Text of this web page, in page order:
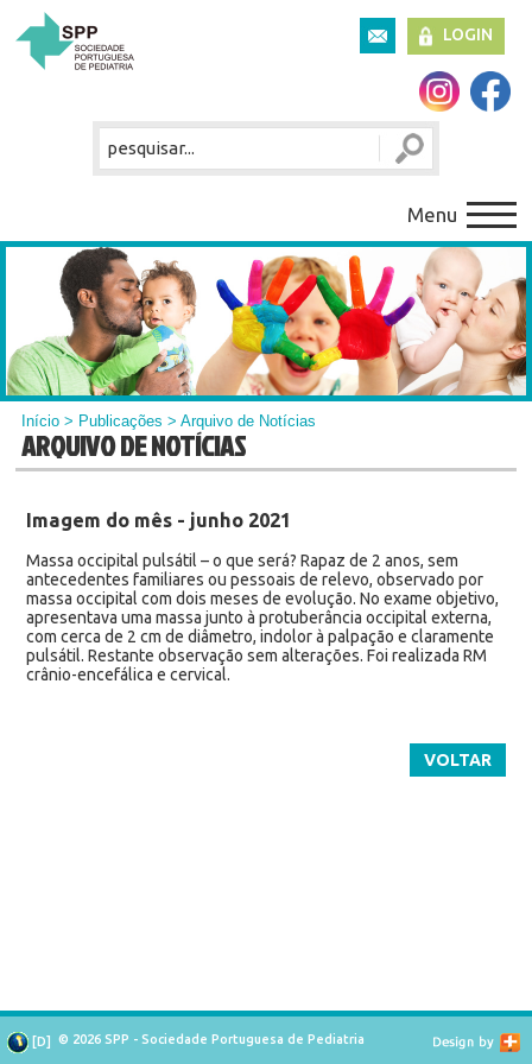
LOGIN
Menu
Início > Publicações > Arquivo de Notícias
ARQUIVO DE NOTÍCIAS
Imagem do mês - junho 2021
Massa occipital pulsátil – o que será? Rapaz de 2 anos, sem
antecedentes familiares ou pessoais de relevo, observado por
massa occipital com dois meses de evolução. No exame objetivo,
apresentava uma massa junto à protuberância occipital externa,
com cerca de 2 cm de diâmetro, indolor à palpação e claramente
pulsátil. Restante observação sem alterações. Foi realizada RM
crânio-encefálica e cervical.
VOLTAR
[D] © 2026 SPP - Sociedade Portuguesa de Pediatria